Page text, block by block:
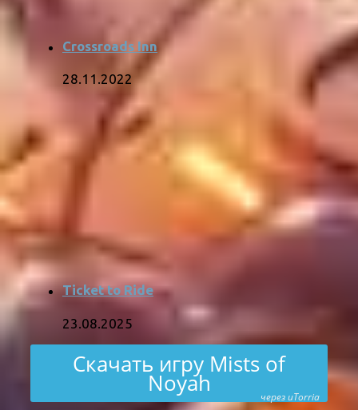
Crossroads Inn
28.11.2022
Ticket to Ride
23.08.2025
Скачать игру Mists of
Noyah через uTorria